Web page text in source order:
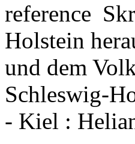
Holstein
und dem
Schleswig-
- Kiel :